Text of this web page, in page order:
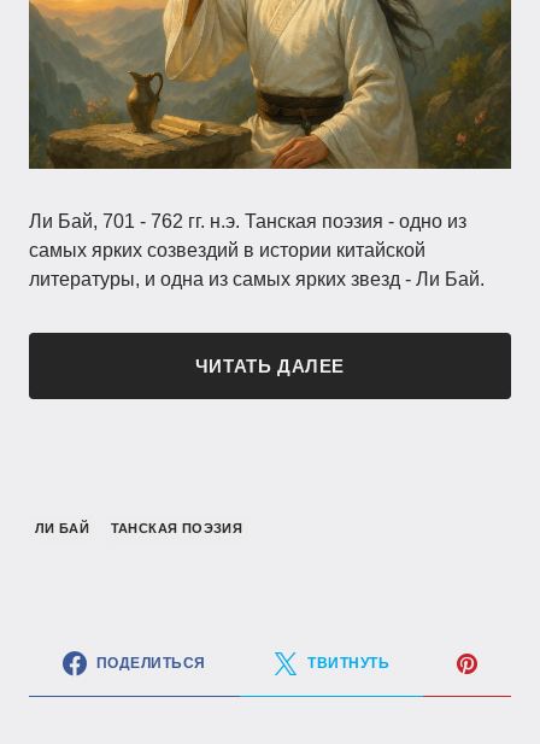
Ли Бай, 701 - 762 гг. н.э. Танская поэзия - одно из
самых ярких созвездий в истории китайской
литературы, и одна из самых ярких звезд - Ли Бай.
ЧИТАТЬ ДАЛЕЕ
ЛИ БАЙ ТАНСКАЯ ПОЭЗИЯ
ПОДЕЛИТЬСЯ ТВИТНУТЬ